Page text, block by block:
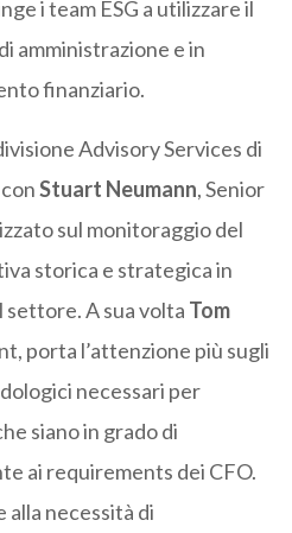
i team ESG a utilizzare il
amministrazione e in
finanziario.
Advisory Services di
Stuart Neumann, Senior
sul monitoraggio del
storica e strategica in
A sua volta Tom
porta l’attenzione più sugli
necessari per
siano in grado di
ai requirements dei CFO.
alla necessità di